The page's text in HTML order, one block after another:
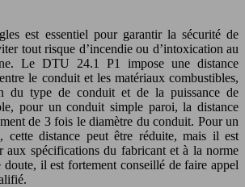
est essentiel pour garantir la sécurité de
tout risque d’incendie ou d’intoxication au
Le DTU 24.1 P1 impose une distance
le conduit et les matériaux combustibles,
du type de conduit et de la puissance de
pour un conduit simple paroi, la distance
de 3 fois le diamètre du conduit. Pour un
cette distance peut être réduite, mais il est
aux spécifications du fabricant et à la norme
il est fortement conseillé de faire appel